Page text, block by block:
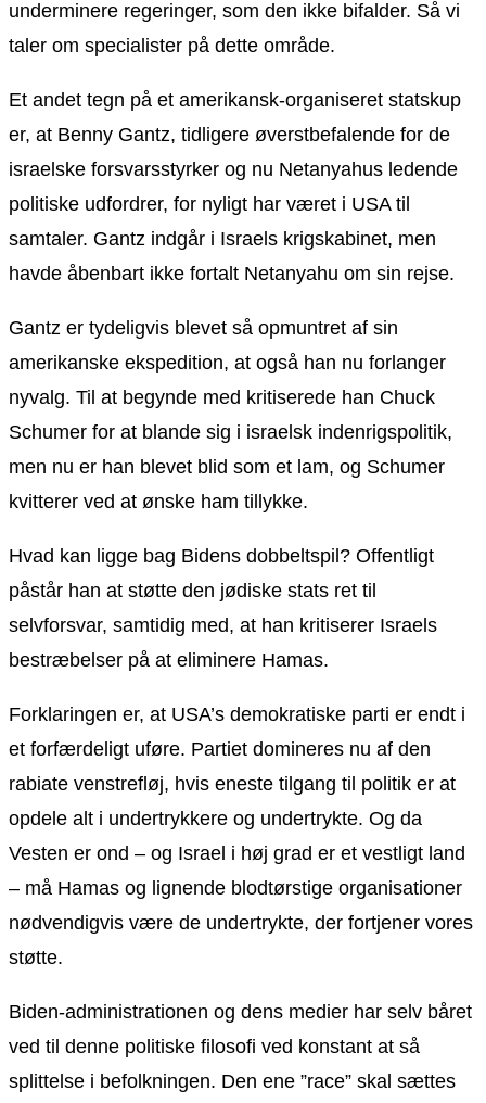
underminere regeringer, som den ikke bifalder. Så vi
taler om specialister på dette område.
Et andet tegn på et amerikansk-organiseret statskup
er, at Benny Gantz, tidligere øverstbefalende for de
israelske forsvarsstyrker og nu Netanyahus ledende
politiske udfordrer, for nyligt har været i USA til
samtaler. Gantz indgår i Israels krigskabinet, men
havde åbenbart ikke fortalt Netanyahu om sin rejse.
Gantz er tydeligvis blevet så opmuntret af sin
amerikanske ekspedition, at også han nu forlanger
nyvalg. Til at begynde med kritiserede han Chuck
Schumer for at blande sig i israelsk indenrigspolitik,
men nu er han blevet blid som et lam, og Schumer
kvitterer ved at ønske ham tillykke.
Hvad kan ligge bag Bidens dobbeltspil? Offentligt
påstår han at støtte den jødiske stats ret til
selvforsvar, samtidig med, at han kritiserer Israels
bestræbelser på at eliminere Hamas.
Forklaringen er, at USA’s demokratiske parti er endt i
et forfærdeligt uføre. Partiet domineres nu af den
rabiate venstrefløj, hvis eneste tilgang til politik er at
opdele alt i undertrykkere og undertrykte. Og da
Vesten er ond – og Israel i høj grad er et vestligt land
– må Hamas og lignende blodtørstige organisationer
nødvendigvis være de undertrykte, der fortjener vores
støtte.
Biden-administrationen og dens medier har selv båret
ved til denne politiske filosofi ved konstant at så
splittelse i befolkningen. Den ene ”race” skal sættes